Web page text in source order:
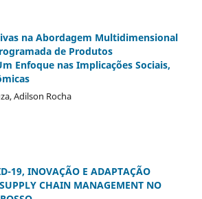
na Abordagem Multidimensional
de Produtos
Enfoque nas Implicações Sociais,
Adilson Rocha
19, INOVAÇÃO E ADAPTAÇÃO
CHAIN MANAGEMENT NO